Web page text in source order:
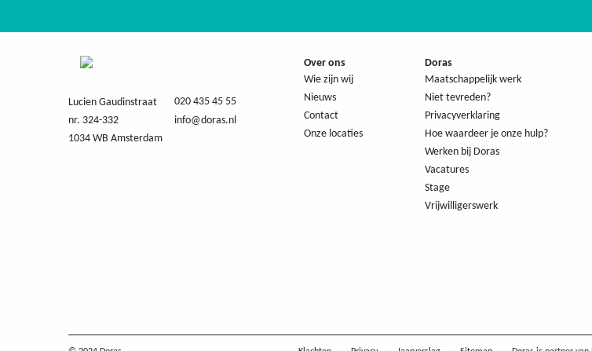
Lucien Gaudinstraat
nr. 324-332
1034 WB Amsterdam
020 435 45 55
info@doras.nl
Over ons
Wie zijn wij
Nieuws
Contact
Onze locaties
Doras
Maatschappelijk werk
Niet tevreden?
Privacyverklaring
Hoe waardeer je onze hulp?
Werken bij Doras
Vacatures
Stage
Vrijwilligerswerk